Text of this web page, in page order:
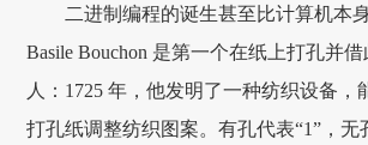
二进制编程的诞生甚至比计算机本
Basile Bouchon 是第一个在纸上打孔并
人：1725 年，他发明了一种纺织设备，
打孔纸调整纺织图案。有孔代表“1”，无